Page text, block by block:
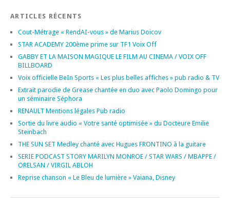
ARTICLES RÉCENTS
Cout-Métrage « RendAI-vous » de Marius Doicov
STAR ACADEMY 200ème prime sur TF1 Voix Off
GABBY ET LA MAISON MAGIQUE LE FILM AU CINEMA / VOIX OFF
BILLBOARD
Voix officielle BeIn Sports « Les plus belles affiches » pub radio & TV
Extrait parodie de Grease chantée en duo avec Paolo Domingo pour
un séminaire Séphora
RENAULT Mentions légales Pub radio
Sortie du livre audio « Votre santé optimisée » du Docteure Emilie
Steinbach
THE SUN SET Medley chanté avec Hugues FRONTINO à la guitare
SERIE PODCAST STORY MARILYN MONROE / STAR WARS / MBAPPE /
ORELSAN / VIRGIL ABLOH
Reprise chanson « Le Bleu de lumière » Vaiana, Disney